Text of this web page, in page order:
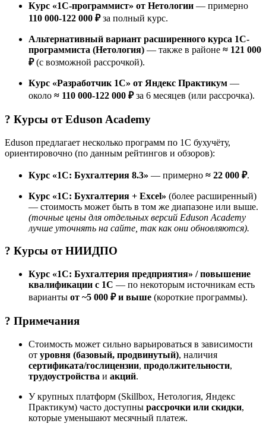
Курс «1С-программист» от Нетологии — примерно
110 000-122 000 ₽за полный курс.
Альтернативный вариант расширенного курса 1С-
программиста (Нетология) — также в районе ≈ 121 000
₽(с возможной рассрочкой).
Курс «Разработчик 1C» от Яндекс Практикум —
около ≈ 110 000-122 000 ₽за 6 месяцев (или рассрочка).
? Курсы отEduson Academy
Eduson предлагает несколько программ по 1С бухучёту,
ориентировочно (по данным рейтингов и обзоров):
Курс «1С: Бухгалтерия 8.3» — примерно ≈ 22 000 ₽.
Курс «1С: Бухгалтерия + Excel» (более расширенный)
— стоимость может быть в том же диапазоне или выше.
(точные цены для отдельных версий Eduson Academy
лучше уточнять на сайте, так как они обновляются).
? Курсы отНИИДПО
Курс «1С: Бухгалтерия предприятия» / повышение
квалификации с 1С — по некоторым источникам есть
варианты от ~5 000 ₽ и выше (короткие программы).
? Примечания
Стоимость может сильно варьироваться в зависимости
от уровня (базовый, продвинутый), наличия
сертификата/гослицензии, продолжительности,
трудоустройства и акций.
У крупных платформ (Skillbox, Нетология, Яндекс
Практикум) часто доступны рассрочки или скидки,
которые уменьшают месячный платеж.